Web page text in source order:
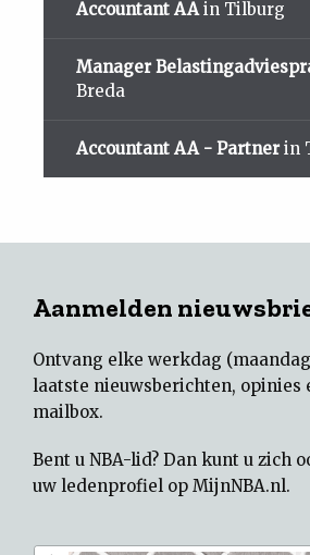
Accountant AAin Tilburg
Manager
Breda
Accountant AA - Partner in
Aanmelden
Ontvang elke werkdag
laatste nieuwsberichten, opinies
mailbox.
Bent u NBA-lid? Dan kunt u zich
uw ledenprofiel op MijnNBA.nl.